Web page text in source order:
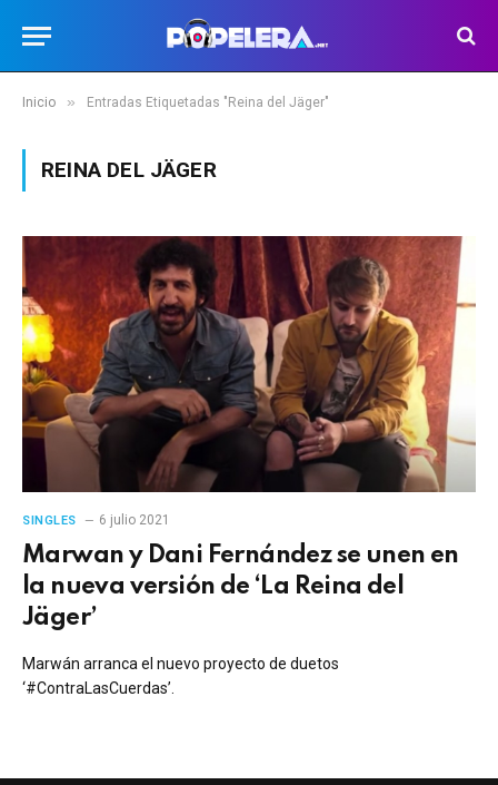
Inicio » Entradas Etiquetadas "Reina del Jäger"
REINA DEL JÄGER
SINGLES 6 julio 2021
Marwan y Dani Fernández se unen en
la nueva versión de ‘La Reina del
Jäger’
Marwán arranca el nuevo proyecto de duetos
‘#ContraLasCuerdas’.